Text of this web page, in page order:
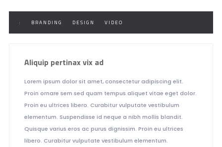
: BRANDING DESIGN VIDEO
Aliquip pertinax vix ad
Lorem ipsum dolor sit amet, consectetur adipiscing elit.
Proin ornare sem sed quam tempus aliquet vitae eget dolor.
Proin eu ultrices libero. Curabitur vulputate vestibulum
elementum. Suspendisse id neque a nibh mollis blandit.
Quisque varius eros ac purus dignissim. Proin eu ultrices
libero. Curabitur vulputate vestibulum elementum.